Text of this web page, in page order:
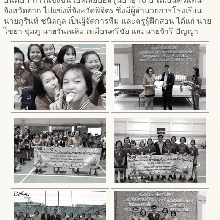
จังหวัดตาก ไปแข่งที่จังหวัดพิจิตร ซึ่งมีผู้อำนวยการโรงเรียน
นายภูรินท์ ชนิลกุล เป็นผู้จัดการทีม และครูผู้ฝึกสอน ได้แก่ นาย
ไชยา ชุมภู นายวันเฉลิม เหมือนศรีชัย และนายจักรี ปัญญา